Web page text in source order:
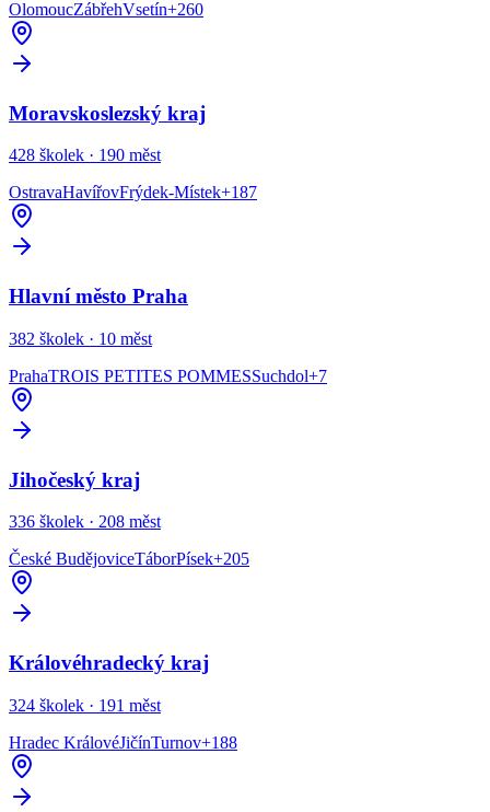
OlomoucZábřehVsetín+260
Moravskoslezský kraj
428 školek · 190 měst
OstravaHavířovFrýdek-Místek+187
Hlavní město Praha
382 školek · 10 měst
PrahaTROIS PETITES POMMESSuchdol+7
Jihočeský kraj
336 školek · 208 měst
České BudějoviceTáborPísek+205
Královéhradecký kraj
324 školek · 191 měst
Hradec KrálovéJičínTurnov+188